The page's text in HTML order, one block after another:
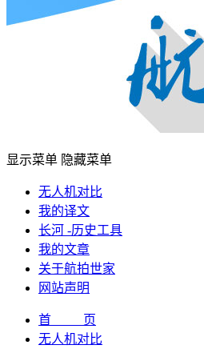
显示菜单 隐藏菜单
无人机对比
我的译文
长河 -历史工具
我的文章
关于航拍世家
网站声明
首 页
无人机对比